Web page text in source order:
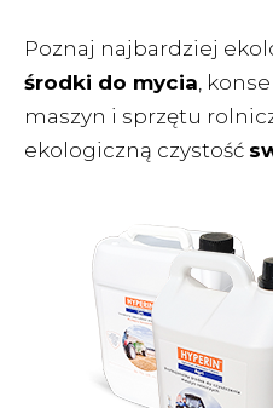
Poznaj najbardziej
środki do mycia,
maszyn i sprzętu
ekologiczną czystość